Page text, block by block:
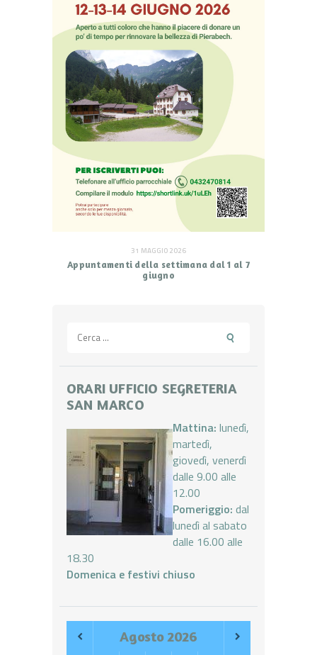
31 MAGGIO 2026
Appuntamenti della settimana dal 1 al 7
giugno
per:
ORARI UFFICIO SEGRETERIA
SAN MARCO
Mattina: lunedì,
martedì,
giovedì, venerdì
dalle 9.00 alle
12.00
Pomeriggio: dal
lunedì al sabato
dalle 16.00 alle
18.30
Domenica e festivi chiuso
Agosto 2026